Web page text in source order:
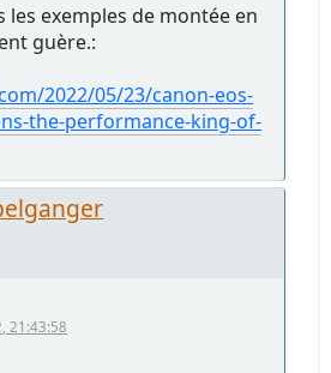
les exemples de montée en
guère.:
2022/05/23/canon-eos-
the-performance-king-of-
21:43:58